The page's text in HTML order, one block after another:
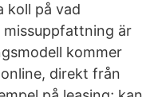
koll på vad
missuppfattning är
kommer
direkt från